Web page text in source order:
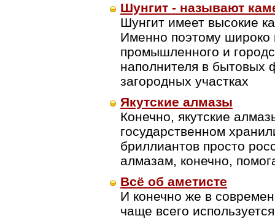
Шунгит - называют
Шунгит имеет высокие
Именно поэтому широко
промышленного и
наполнителя в бытовых
загородных участках
Якутские алмазы
Конечно, якутские
государственном
бриллиантов просто
алмазам, конечно,
Всё об аметисте
И конечно же в
чаще всего